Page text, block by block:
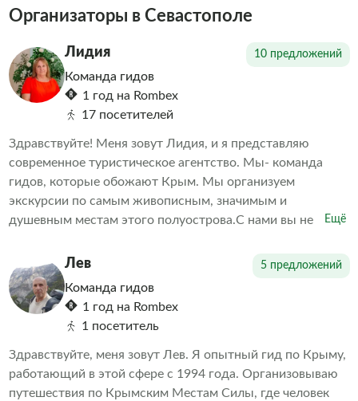
Организаторы в Севастополе
Лидия 10 предложений
Команда гидов
1 год на Rombex
17 посетителей
Здравствуйте! Меня зовут Лидия, и я представляю
современное туристическое агентство. Мы- команда
гидов, которые обожают Крым. Мы организуем
экскурсии по самым живописным, значимым и
душевным местам этого полуострова.С нами вы не
акцент на живом общении, увлекательных рассказах,
проверенных маршрутах и искренней заботе о каждом
госте. В наших турах нет места спешке и формальности-
только тепло, уважение к истории и комфорт. Мы знаем,
как удивить даже тех, кто бывал в Крыму не раз, и умеем
показывать знакомые места с новой, неожиданной
стороны. Ежедневные выезды из Севастополя. Почему
выбирают нас: – Небольшие группы – Живые и
Ещё
Лев 5 предложений
Команда гидов
1 год на Rombex
1 посетитель
Здравствуйте, меня зовут Лев. Я опытный гид по Крыму,
работающий в этой сфере с 1994 года. Организовываю
путешествия по Крымским Местам Силы, где человек